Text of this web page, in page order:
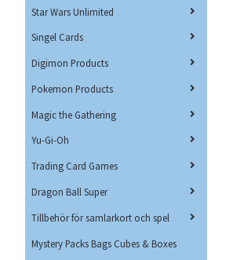
Star Wars Unlimited
Singel Cards
Digimon Products
Pokemon Products
Magic the Gathering
Yu-Gi-Oh
Trading Card Games
Dragon Ball Super
Tillbehör för samlarkort och spel
Mystery Packs Bags Cubes & Boxes